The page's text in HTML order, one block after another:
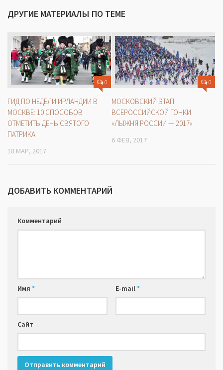
ДРУГИЕ МАТЕРИАЛЫ ПО ТЕМЕ
0
ГИД ПО НЕДЕЛИ ИРЛАНДИИ В
МОСКВЕ: 10 СПОСОБОВ
ОТМЕТИТЬ ДЕНЬ СВЯТОГО
ПАТРИКА
18 МАР, 2017
0
МОСКОВСКИЙ ЭТАП
ВСЕРОССИЙСКОЙ ГОНКИ
«ЛЫЖНЯ РОССИИ — 2017»
6 ФЕВ, 2017
ДОБАВИТЬ КОММЕНТАРИЙ
Комментарий
Имя * E-mail*
Сайт